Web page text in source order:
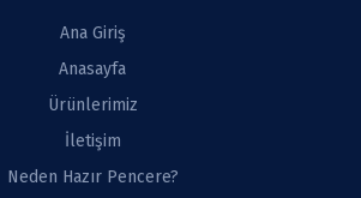
Ana Giriş
Anasayfa
Ürünlerimiz
İletişim
Neden Hazır Pencere?